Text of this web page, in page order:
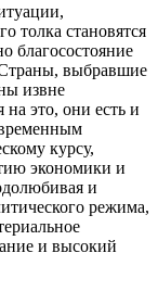
толка становятся
благосостояние
Страны, выбравшие
извне
это, они есть и
курсу,
экономики и
и
режима,
и высокий